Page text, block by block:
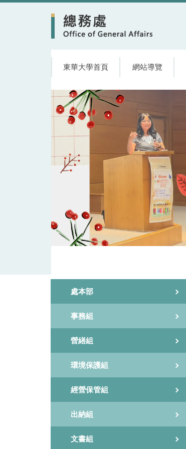
東華大學首頁 網站導覽
處本部
事務組
營繕組
環境保護組
經營保管組
出納組
文書組